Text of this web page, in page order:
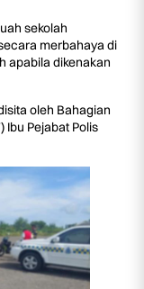
sekolah
merbahaya di
apabila dikenakan
oleh Bahagian
Ibu Pejabat Polis